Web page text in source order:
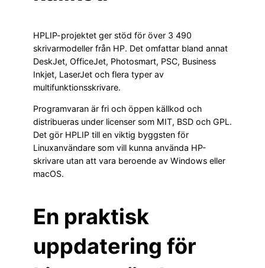
HPLIP-projektet ger stöd för över 3 490
skrivarmodeller från HP. Det omfattar bland annat
DeskJet, OfficeJet, Photosmart, PSC, Business
Inkjet, LaserJet och flera typer av
multifunktionsskrivare.
Programvaran är fri och öppen källkod och
distribueras under licenser som MIT, BSD och GPL.
Det gör HPLIP till en viktig byggsten för
Linuxanvändare som vill kunna använda HP-
skrivare utan att vara beroende av Windows eller
macOS.
En praktisk
uppdatering för